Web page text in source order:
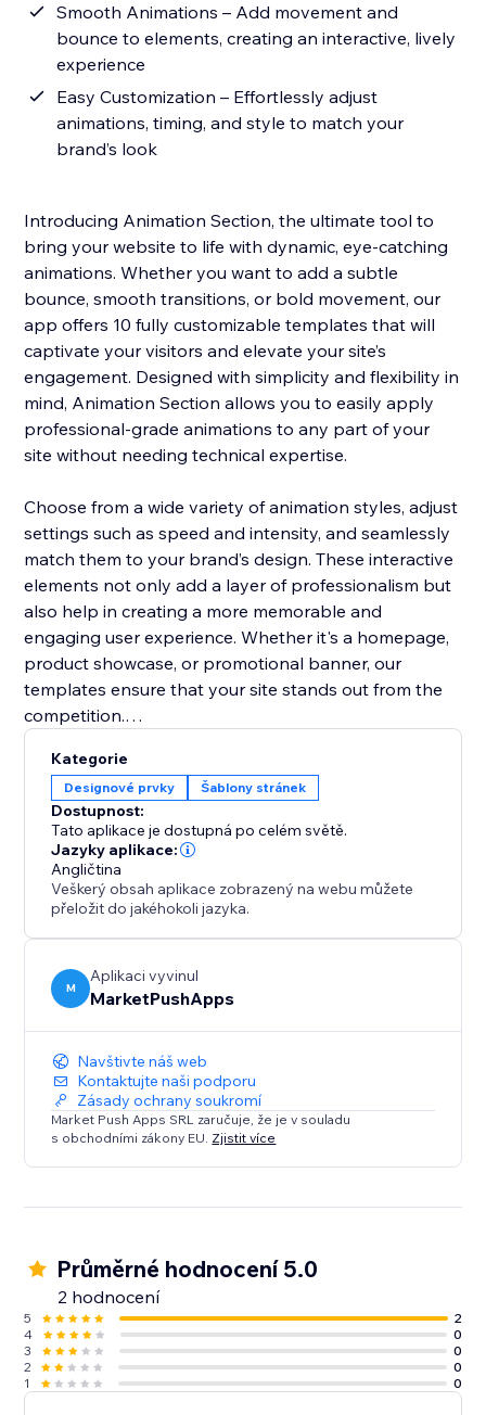
Smooth Animations – Add movement and
bounce to elements, creating an interactive, lively
experience
Easy Customization – Effortlessly adjust
animations, timing, and style to match your
brand’s look
Introducing Animation Section, the ultimate tool to
bring your website to life with dynamic, eye-catching
animations. Whether you want to add a subtle
bounce, smooth transitions, or bold movement, our
app offers 10 fully customizable templates that will
captivate your visitors and elevate your site’s
engagement. Designed with simplicity and flexibility in
mind, Animation Section allows you to easily apply
professional-grade animations to any part of your
site without needing technical expertise.
Choose from a wide variety of animation styles, adjust
settings such as speed and intensity, and seamlessly
match them to your brand’s design. These interactive
elements not only add a layer of professionalism but
also help in creating a more memorable and
engaging user experience. Whether it's a homepage,
product showcase, or promotional banner, our
templates ensure that your site stands out from the
competition.
Boost user interaction, reduce bounce rates, and
make your website more vibrant with Animation
Section. It’s the easiest way to add movement and
make your site modern and engaging.
Kategorie
Designové prvky Šablony stránek
Dostupnost:
Tato aplikace je dostupná po celém světě.
Jazyky aplikace:
Angličtina
Veškerý obsah aplikace zobrazený na webu můžete
přeložit do jakéhokoli jazyka.
M
Aplikaci vyvinul
MarketPushApps
Navštivte náš web
Kontaktujte naši podporu
Zásady ochrany soukromí
Market Push Apps SRL zaručuje, že je v souladu
s obchodními zákony EU. Zjistit více
Průměrné hodnocení 5.0
2 hodnocení
5
2
4
0
3
0
2
0
1
0